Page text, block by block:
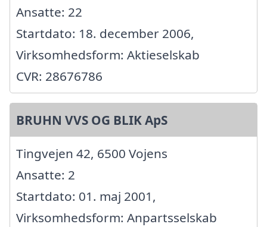
Ansatte: 22
Startdato: 18. december 2006,
Virksomhedsform: Aktieselskab
CVR: 28676786
BRUHN VVS OG BLIK ApS
Tingvejen 42, 6500 Vojens
Ansatte: 2
Startdato: 01. maj 2001,
Virksomhedsform: Anpartsselskab